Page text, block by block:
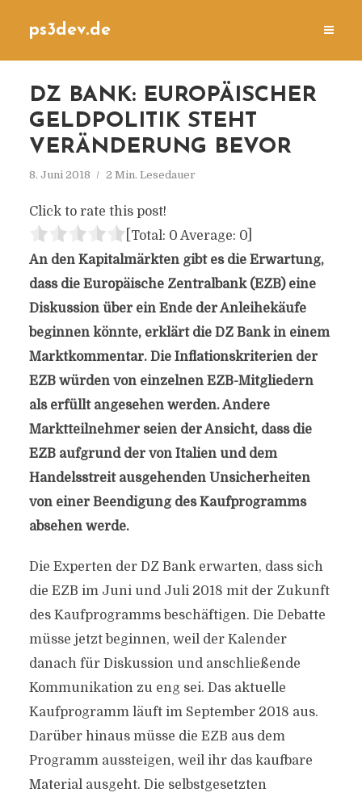
ps3dev.de
DZ BANK: EUROPÄISCHER
GELDPOLITIK STEHT
VERÄNDERUNG BEVOR
8. Juni 2018 2 Min. Lesedauer
Click to rate this post!
[Total: 0 Average: 0]
An den Kapitalmärkten gibt es die Erwartung,
dass die Europäische Zentralbank (EZB) eine
Diskussion über ein Ende der Anleihekäufe
beginnen könnte, erklärt die DZ Bank in einem
Marktkommentar. Die Inflationskriterien der
EZB würden von einzelnen EZB-Mitgliedern
als erfüllt angesehen werden. Andere
Marktteilnehmer seien der Ansicht, dass die
EZB aufgrund der von Italien und dem
Handelsstreit ausgehenden Unsicherheiten
von einer Beendigung des Kaufprogramms
absehen werde.
Die Experten der DZ Bank erwarten, dass sich
die EZB im Juni und Juli 2018 mit der Zukunft
des Kaufprogramms beschäftigen. Die Debatte
müsse jetzt beginnen, weil der Kalender
danach für Diskussion und anschließende
Kommunikation zu eng sei. Das aktuelle
Kaufprogramm läuft im September 2018 aus.
Darüber hinaus müsse die EZB aus dem
Programm aussteigen, weil ihr das kaufbare
Material ausgeht. Die selbstgesetzten